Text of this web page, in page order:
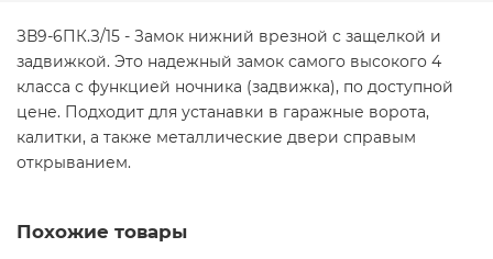
ЗВ9-6ПК.З/15 - Замок нижний врезной с защелкой и
задвижкой. Это надежный замок самого высокого 4
класса с функцией ночника (задвижка), по доступной
цене. Подходит для устанавки в гаражные ворота,
калитки, а также металлические двери справым
открыванием.
Похожие товары